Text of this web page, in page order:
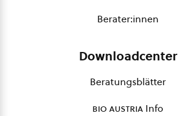
Berater:innen
Downloadcenter
Beratungsblätter
bio austria Info